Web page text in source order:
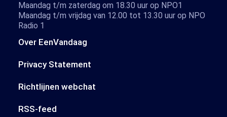
Over EenVandaag
Privacy Statement
Richtlijnen webchat
RSS-feed
Maandag t/m zaterdag om 18.30 uur op NPO1
Maandag t/m vrijdag van 12.00 tot 13.30 uur op NPO
Radio 1